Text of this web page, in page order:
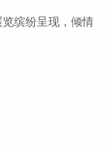
缤纷呈现，倾情